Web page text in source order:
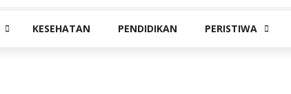
KESEHATAN PENDIDIKAN PERISTIWA